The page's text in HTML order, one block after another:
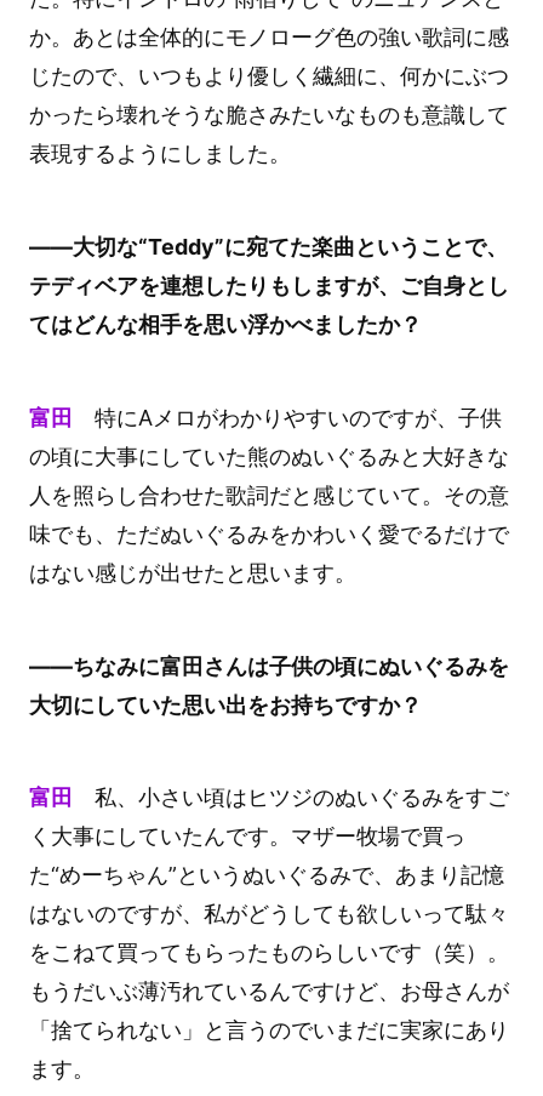
か。あとは全体的にモノローグ色の強い歌詞に感
じたので、いつもより優しく繊細に、何かにぶつ
かったら壊れそうな脆さみたいなものも意識して
表現するようにしました。
――大切な“Teddy”に宛てた楽曲ということで、
テディベアを連想したりもしますが、ご自身とし
てはどんな相手を思い浮かべましたか？
富田 特にAメロがわかりやすいのですが、子供
の頃に大事にしていた熊のぬいぐるみと大好きな
人を照らし合わせた歌詞だと感じていて。その意
味でも、ただぬいぐるみをかわいく愛でるだけで
はない感じが出せたと思います。
――ちなみに富田さんは子供の頃にぬいぐるみを
大切にしていた思い出をお持ちですか？
富田
私、小さい頃はヒツジのぬいぐるみをすご
く大事にしていたんです。マザー牧場で買っ
た“めーちゃん”というぬいぐるみで、あまり記憶
はないのですが、私がどうしても欲しいって駄々
をこねて買ってもらったものらしいです（笑）。
もうだいぶ薄汚れているんですけど、お母さんが
「捨てられない」と言うのでいまだに実家にあり
ます。